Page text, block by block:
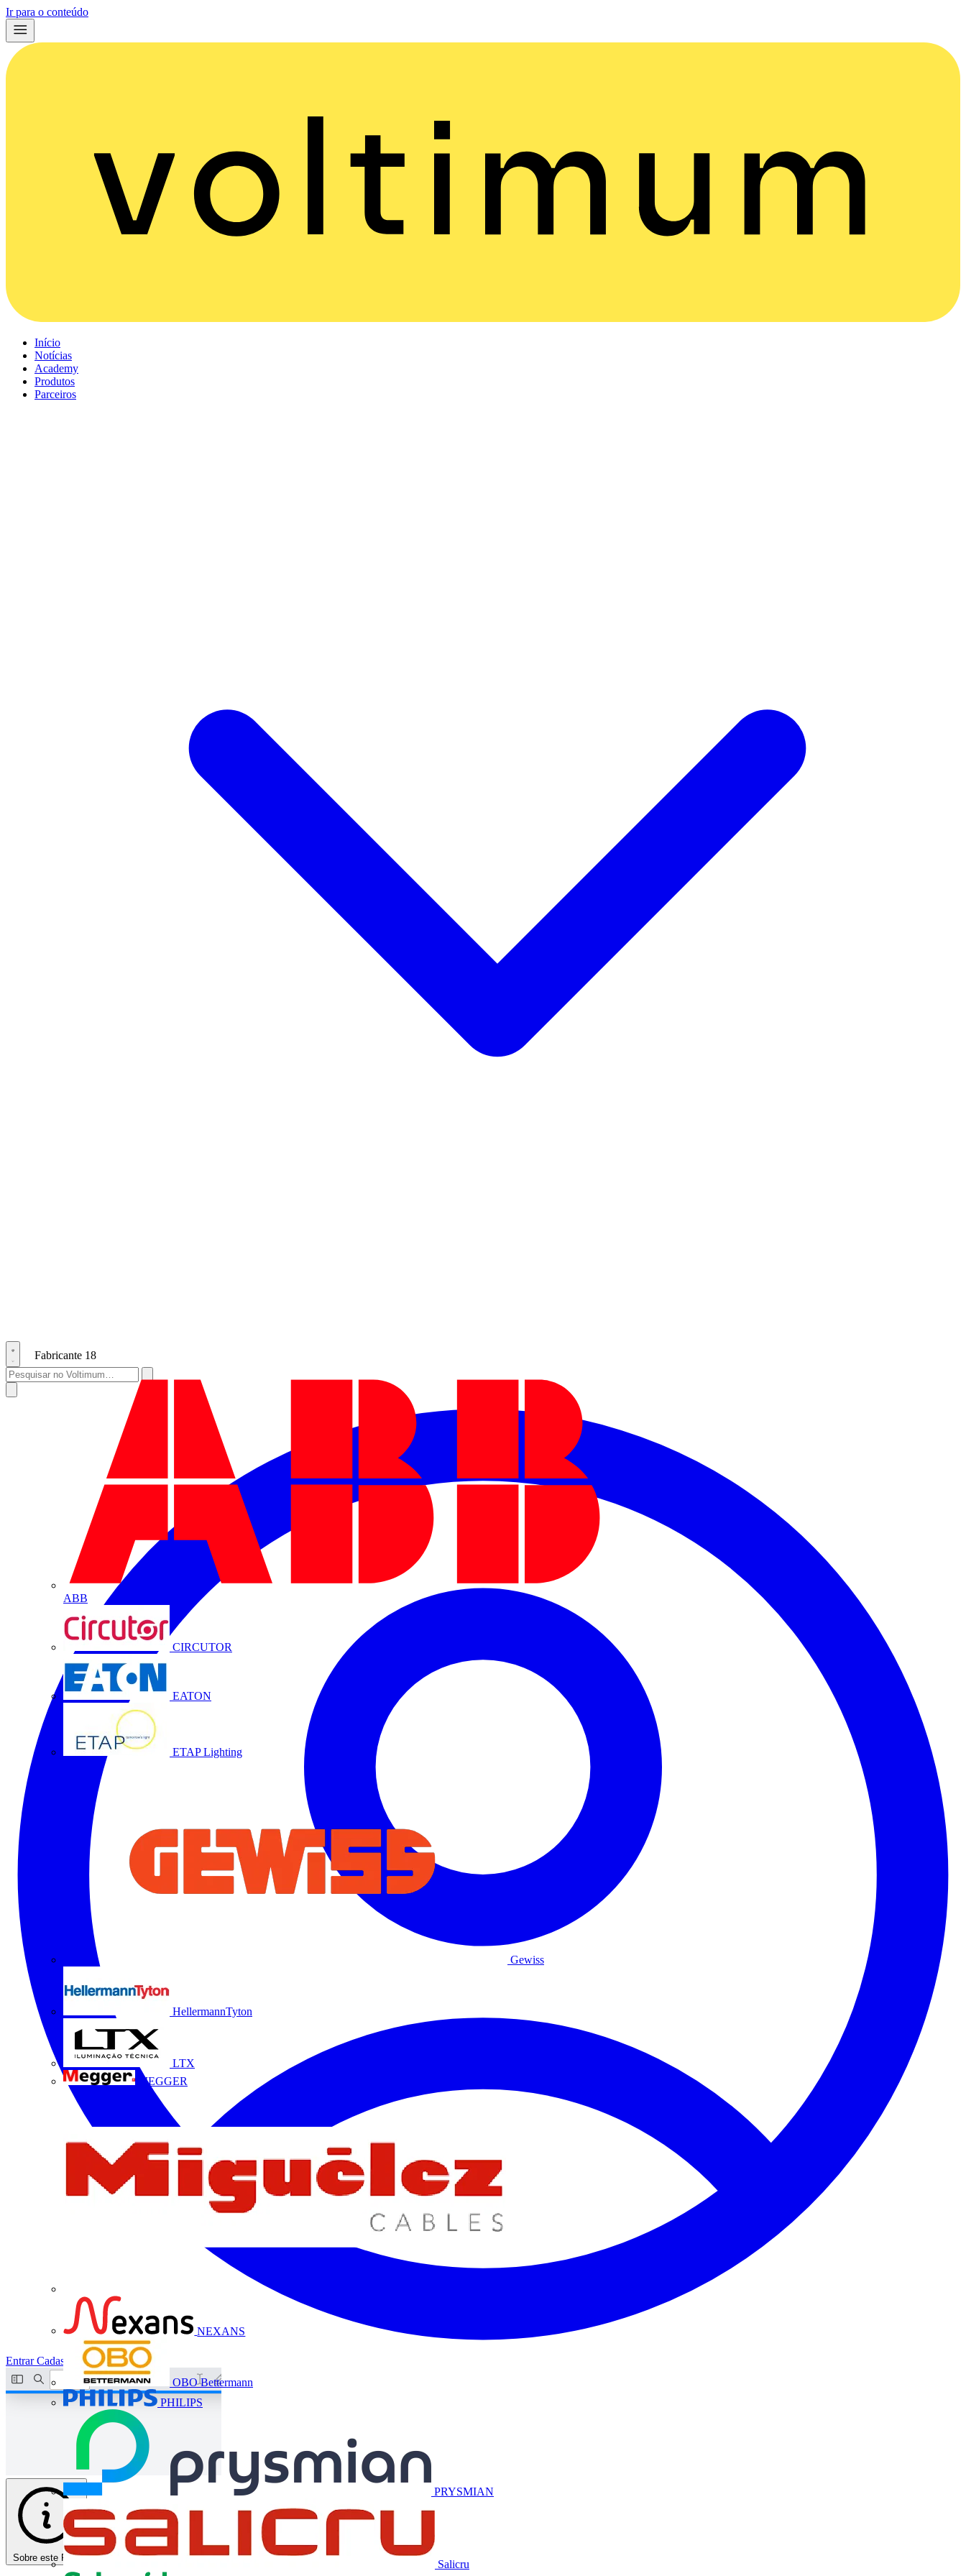
Ir para o conteúdo
Início
Notícias
Academy
Produtos
Parceiros
Fabricante 18
ABB
CIRCUTOR
EATON
ETAP Lighting
Gewiss
HellermannTyton
LTX
MEGGER
NEXANS
OBO Bettermann
PHILIPS
PRYSMIAN
Salicru
EntrarCadastrar
Sobre este PDF